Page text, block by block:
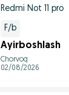
Redmi Not 11 pro
F/b
Ayirboshlash
Chorvoq
02/08/2026